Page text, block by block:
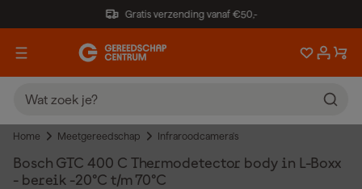
Gratis verzending vanaf €50,-
Home Meetgereedschap Infraroodcamera's
Bosch GTC 400 C Thermodetector body in L-Boxx
- bereik -20°C t/m 70°C